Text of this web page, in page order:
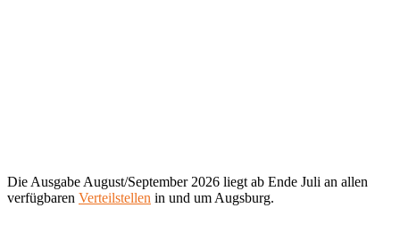
Die Ausgabe August/September 2026 liegt ab Ende Juli an allen
verfügbaren Verteilstellen in und um Augsburg.